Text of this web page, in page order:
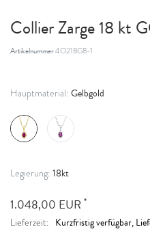
Collier Zarge 18 kt
Artikelnummer4O218G8-1
Hauptmaterial: Gelbgold
Legierung: 18kt
1.048,00 EUR *
Lieferzeit: Kurzfristig verfügbar,